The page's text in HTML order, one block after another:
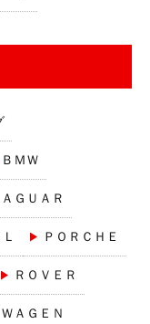
ＢＭＷ
ＡＧＵＡＲ
ＰＯＲＣＨＥ
ＲＯＶＥＲ
ＡＧＥＮ